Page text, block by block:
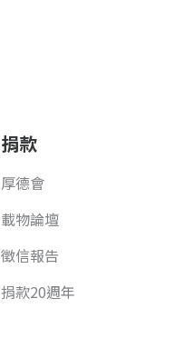
捐款
厚德會
載物論壇
徵信報告
捐款20週年